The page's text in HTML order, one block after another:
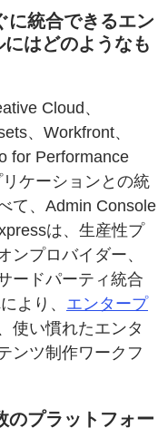
統合できるエン
はどのようなも
Cloud、
、Workfront、
for Performance
ケーションとの統
て、Admin Console
は、生産性プ
ンプロバイダー、
ードパーティ統合
より、 エンタープ
使い慣れたエンタ
ンツ制作ワークフ
プラットフォー